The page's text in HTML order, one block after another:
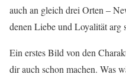
auch an gleich drei Orten –
denen Liebe und Loyalität arg
Ein erstes Bild von den
dir auch schon machen. Was